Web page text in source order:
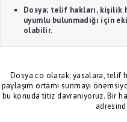
Dosya; telif hakları, kişilik
uyumlu bulunmadığı için
olabilir.
Dosya.co olarak; yasalara, telif
paylaşım ortamı sunmayı
bu konuda titiz davranıyoruz. Bir